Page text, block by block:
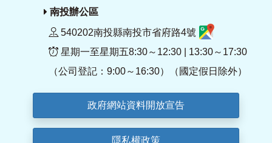
南投辦公區
540202南投縣南投市省府路4號
星期一至星期五8:30～12:30 | 13:30～17:30
（公司登記：9:00～16:30）（國定假日除外）
政府網站資料開放宣告
隱私權政策